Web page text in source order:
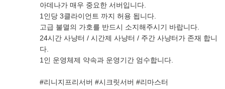
아데나가 매우 중요한 서버입니다.
1인당 3클라이언트 까지 허용 됩니다.
고급 불멸의 가호를 반드시 소지해주시기 바랍니다.
24시간 사냥터 / 시간제 사냥터 / 주간 사냥터가 존재 합니
다.
1인 운영체제 약속과 운영기간 엄수합니다.
#리니지프리서버 #시크릿서버 #리마스터